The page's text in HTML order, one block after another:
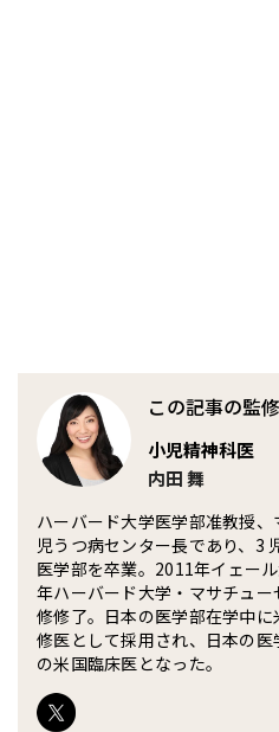
この記事の監
小児精神科医
内田 舞
ハーバード大学医学部准教授
児うつ病センター長であり、3
医学部を卒業。2011年イェー
年ハーバード大学・マサチュ
修修了。日本の医学部在学中
修医として採用され、日本の
の米国臨床医となった。